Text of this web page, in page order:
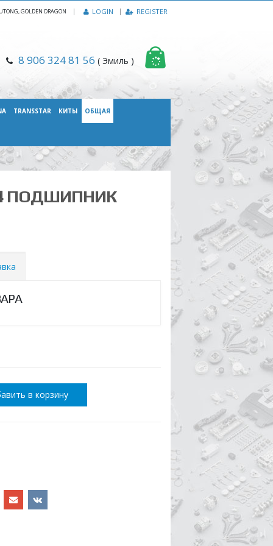
GOLDEN DRAGON | LOGIN REGISTER
8 906 324 81 56 ( Эмиль )
TRANSSTAR КИТЫ ОБЩАЯ
ПОДШИПНИК
в корзину